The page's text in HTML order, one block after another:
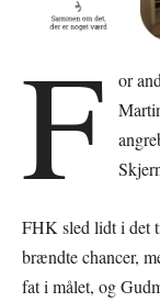
F
or
FHK sled lidt i det
brændte chancer,
fat i målet, og